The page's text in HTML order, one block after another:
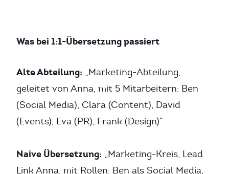
Was bei 1:1-Übersetzung passiert
Alte Abteilung: „Marketing-Abteilung,
geleitet von Anna, mit 5 Mitarbeitern: Ben
(Social Media), Clara (Content), David
(Events), Eva (PR), Frank (Design)”
Naive Übersetzung: „Marketing-Kreis, Lead
Link Anna, mit Rollen: Ben als Social Media,